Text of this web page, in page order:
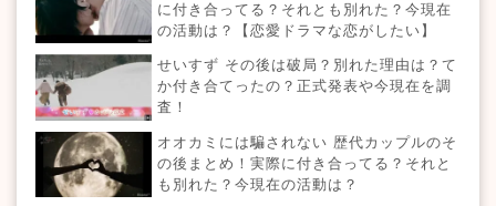
に付き合ってる？それとも別れた？今現在
の活動は？【恋愛ドラマな恋がしたい】
せいすず その後は破局？別れた理由は？て
か付き合てったの？正式発表や今現在を調
査！
オオカミには騙されない 歴代カップルのそ
の後まとめ！実際に付き合ってる？それと
も別れた？今現在の活動は？